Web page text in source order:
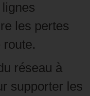
les pertes
route.
réseau à
supporter les